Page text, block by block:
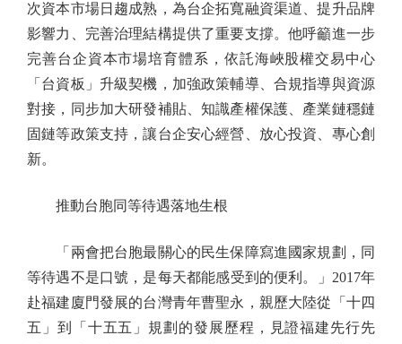
次資本市場日趨成熟，為台企拓寬融資渠道、提升品牌
影響力、完善治理結構提供了重要支撐。他呼籲進一步
完善台企資本市場培育體系，依託海峽股權交易中心
「台資板」升級契機，加強政策輔導、合規指導與資源
對接，同步加大研發補貼、知識產權保護、產業鏈穩鏈
固鏈等政策支持，讓台企安心經營、放心投資、專心創
新。
推動台胞同等待遇落地生根
「兩會把台胞最關心的民生保障寫進國家規劃，同
等待遇不是口號，是每天都能感受到的便利。」2017年
赴福建廈門發展的台灣青年曹聖永，親歷大陸從「十四
五」到「十五五」規劃的發展歷程，見證福建先行先